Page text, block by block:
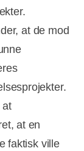
at de mod
at
at en
faktisk ville